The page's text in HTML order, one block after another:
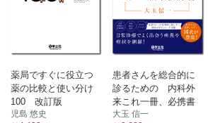
薬局ですぐに役立つ
薬の比較と使い分け
100 改訂版
児島 悠史
患者さんを総合的に
診るための 内科外
来これ一冊、必携書
大玉 信一